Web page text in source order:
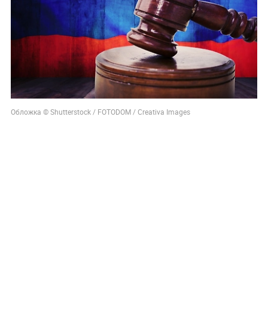
Обложка © Shutterstock / FOTODOM / Creativa Images